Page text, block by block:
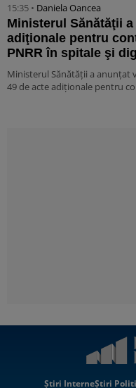
15:35 • Daniela Oancea
Ministerul Sănătăţii
adiţionale pentru
PNRR în spitale şi
Ministerul Sănătăţii a anunţat
49 de acte adiţionale pentru
Știri InterneȘtiri